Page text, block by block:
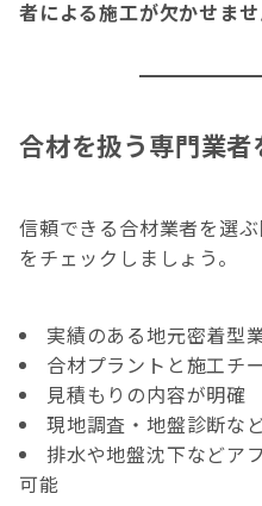
者による施工が欠かせませ
合材を扱う専門業者
信頼できる合材業者を選
をチェックしましょう。
実績のある地元密着型
合材プラントと施工チ
見積もりの内容が明確
現地調査・地盤診断な
排水や地盤沈下などア
可能